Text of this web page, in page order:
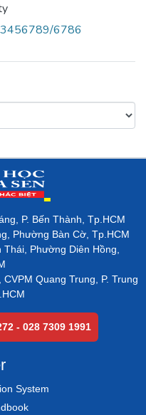
6786
P. Bến Thành, Tp.HCM
Phường Bàn Cờ, Tp.HCM
Thái, Phường Diên Hồng,
Quang Trung, P. Trung
- 028 7309 1991
System